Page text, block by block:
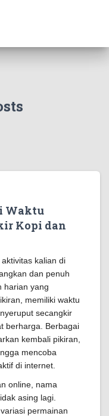
Waktu
Kopi dan
kalian di
dan penuh
harian yang
memiliki waktu
secangkir
berharga. Berbagai
kembali pikiran,
mencoba
di internet.
online, nama
asing lagi.
permainan